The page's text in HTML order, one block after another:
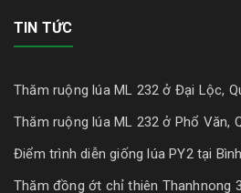
TIN TỨC
Thăm ruộng lúa ML 232 ở Đại Lộc,
Thăm ruộng lúa ML 232 ở Phổ Văn,
Điểm trình diễn giống lúa PY2 tại
Thăm đồng ớt chỉ thiên Thanhnong